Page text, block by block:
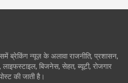
ब्रेकिंग न्यूज़ के अलावा राजनीति, प्रशासन,
बिजनेस, सेहत, ब्यूटी, रोजगार
की जाती है।